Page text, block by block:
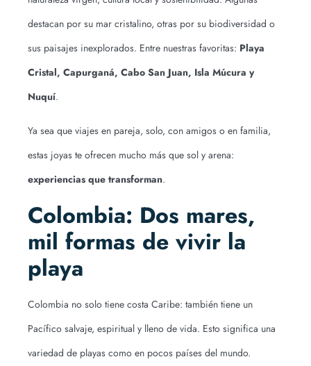
destacan por su mar cristalino, otras por su biodiversidad o
sus paisajes inexplorados. Entre nuestras favoritas: Playa
Cristal, Capurganá, Cabo San Juan, Isla Múcura y
Nuquí.
Ya sea que viajes en pareja, solo, con amigos o en familia,
estas joyas te ofrecen mucho más que sol y arena:
experiencias que transforman.
Colombia: Dos mares,
mil formas de vivir la
playa
Colombia no solo tiene costa Caribe: también tiene un
Pacífico salvaje, espiritual y lleno de vida. Esto significa una
variedad de playas como en pocos países del mundo.